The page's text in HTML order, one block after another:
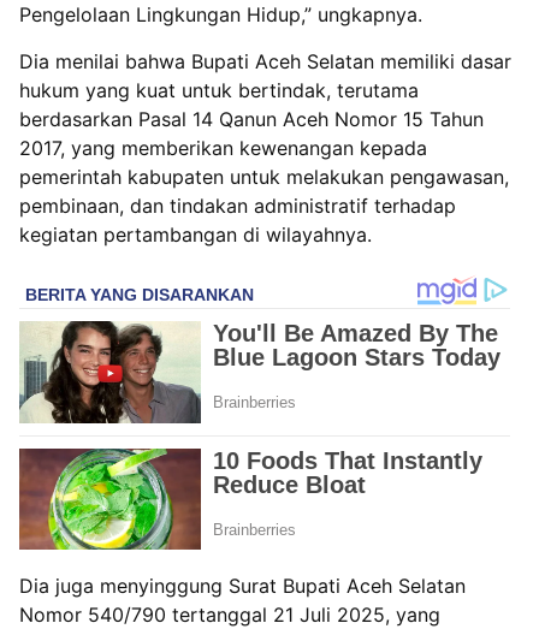
Pengelolaan Lingkungan Hidup,” ungkapnya.
Dia menilai bahwa Bupati Aceh Selatan memiliki dasar
hukum yang kuat untuk bertindak, terutama
berdasarkan Pasal 14 Qanun Aceh Nomor 15 Tahun
2017, yang memberikan kewenangan kepada
pemerintah kabupaten untuk melakukan pengawasan,
pembinaan, dan tindakan administratif terhadap
kegiatan pertambangan di wilayahnya.
Dia juga menyinggung Surat Bupati Aceh Selatan
Nomor 540/790 tertanggal 21 Juli 2025, yang